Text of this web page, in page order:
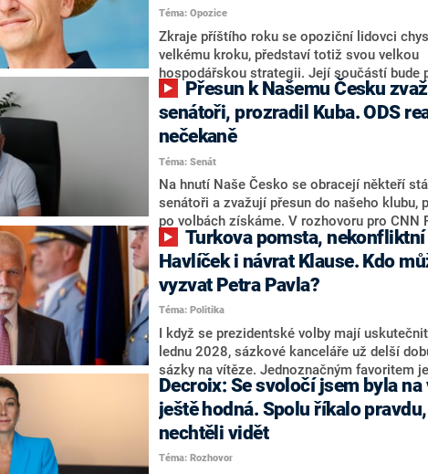
Téma: Opozice
Zkraje příštího roku se opoziční lidovci
velkému kroku, představí totiž svou velkou
hospodářskou strategii. Její součástí bude
stárnutí populace, řekl ve středu na setkání
nový předseda lidovců Jan Grolich. Ten
senátních volbách kandiduje ve Vyškově.
aktivitu opozice, o níž vládní strany nebo
komentátoři mluví jako o slabé a v
úmorná práce upozorňovat na chyby vlády.
námi navíc nechodí do debat. Chceme ale
svoje témata,“ odpověděl Grolich na dotaz
NEWS.
senátoři, prozradil Kuba. ODS
nečekaně
Téma: Senát
Na hnutí Naše Česko se obracejí někteří
senátoři a zvažují přesun do našeho klubu,
po volbách získáme. V rozhovoru pro CNN
NEWS to řekl zakladatel hnutí a jihočeský
Martin Kuba. Konkrétní nebyl, ale získat by
například senátora Zdeňka Hrabu, který je
součástí klubu ODS a TOP 09. Hraba to na
redakce nevyloučil. Předseda klubu senátorů
Zdeněk Nytra redakci řekl, že počítá s
některých senátorů z klubu a že Naše
nepřítel, ale soupeř.
Havlíček i návrat Klause. Kdo
vyzvat Petra Pavla?
Téma: Politika
I když se prezidentské volby mají
lednu 2028, sázkové kanceláře už delší
sázky na vítěze. Jednoznačným favoritem
hlava státu Petr Pavel. Daleko za ním pak
zmiňují dva výrazné politiky ANO, tedy
Andreje Babiše a ministra průmyslu Karla
Oblíbeným tipem samotných sázkařů je
Motoristy Filip Turek. Politolog Jan Kubáček
Decroix: Se svoločí jsem byla na
ještě hodná. Spolu říkalo
nechtěli vidět
Téma: Rozhovor